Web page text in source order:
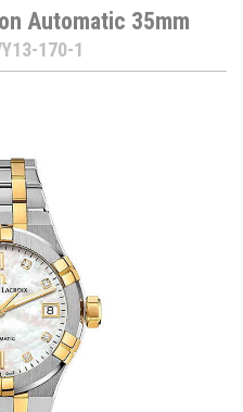
Automatic 35mm
170-1